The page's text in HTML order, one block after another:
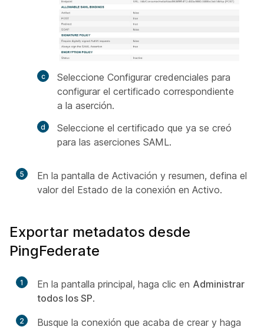
Seleccione Configurar credenciales para
configurar el certificado correspondiente
a la aserción.
Seleccione el certificado que ya se creó
para las aserciones SAML.
5
En la pantalla de Activación y resumen, defina el
valor del Estado de la conexión en Activo.
Exportar metadatos desde
PingFederate
1 En la pantalla principal, haga clic en Administrar
todos los SP.
2
Busque la conexión que acaba de crear y haga